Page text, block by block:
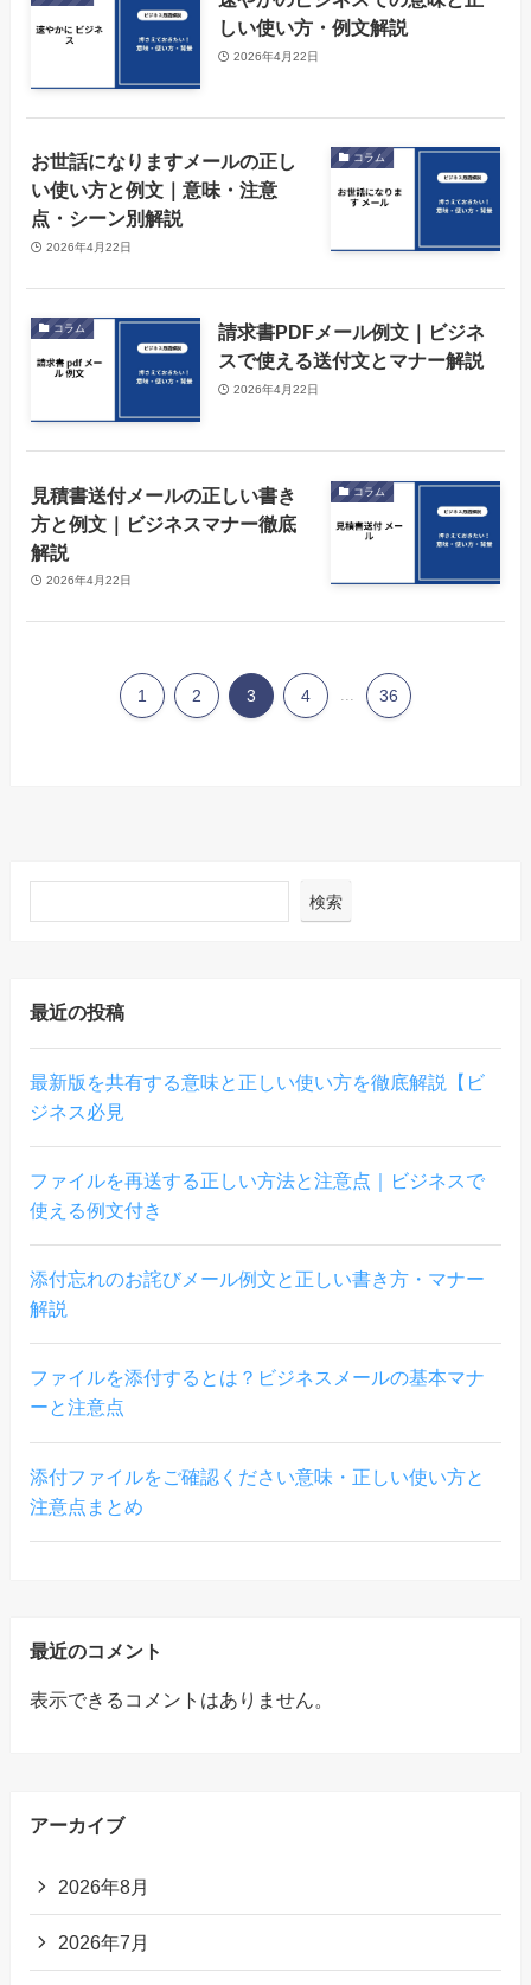
しい使い方・例文解説
2026年4月22日
コラム
お世話になりますメールの正し
い使い方と例文｜意味・注意
点・シーン別解説
2026年4月22日
コラム
請求書PDFメール例文｜ビジネ
スで使える送付文とマナー解説
2026年4月22日
コラム
見積書送付メールの正しい書き
方と例文｜ビジネスマナー徹底
解説
2026年4月22日
1 2 3 4 ... 36
検索
最近の投稿
最新版を共有する意味と正しい使い方を徹底解説【ビ
ジネス必見
ファイルを再送する正しい方法と注意点｜ビジネスで
使える例文付き
添付忘れのお詫びメール例文と正しい書き方・マナー
解説
ファイルを添付するとは？ビジネスメールの基本マナ
ーと注意点
添付ファイルをご確認ください意味・正しい使い方と
注意点まとめ
最近のコメント
表示できるコメントはありません。
アーカイブ
2026年8月
2026年7月